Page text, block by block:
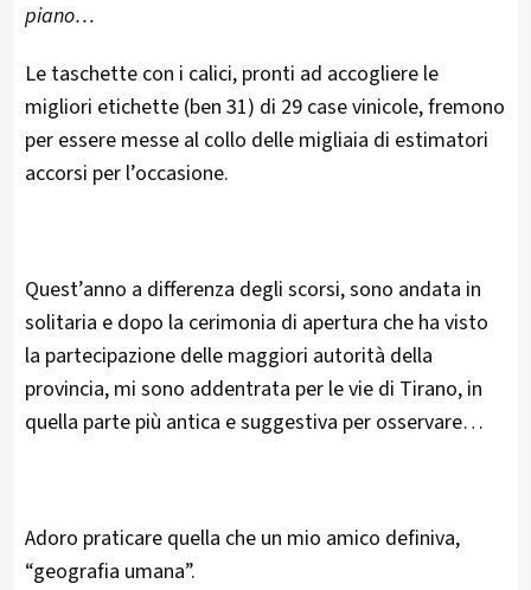
piano…
Le taschette con i calici, pronti ad accogliere le
migliori etichette (ben 31) di 29 case vinicole, fremono
per essere messe al collo delle migliaia di estimatori
accorsi per l’occasione.
Quest’anno a differenza degli scorsi, sono andata in
solitaria e dopo la cerimonia di apertura che ha visto
la partecipazione delle maggiori autorità della
provincia, mi sono addentrata per le vie di Tirano, in
quella parte più antica e suggestiva per osservare…
Adoro praticare quella che un mio amico definiva,
“geografia umana”.